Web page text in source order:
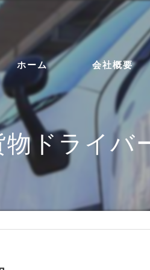
ホーム 会社概要
ビジョン
物ドライバ